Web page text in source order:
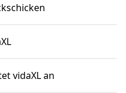
vidaXL an